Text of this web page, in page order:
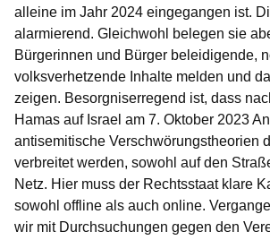
alleine im Jahr 2024 eingegangen ist.
alarmierend. Gleichwohl belegen sie
Bürgerinnen und Bürger beleidigende,
volksverhetzende Inhalte melden und
zeigen. Besorgniserregend ist, dass
Hamas auf Israel am 7. Oktober 2023
antisemitische Verschwörungstheorien
verbreitet werden, sowohl auf den
Netz. Hier muss der Rechtsstaat klare
sowohl offline als auch online.
wir mit Durchsuchungen gegen den